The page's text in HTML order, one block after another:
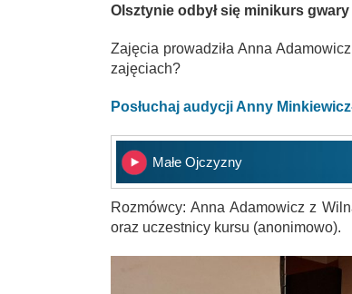
Olsztynie odbył się minikurs
Zajęcia prowadziła Anna
zajęciach?
Posłuchaj audycji Anny
Małe Ojczyzny
Rozmówcy: Anna Adamowicz z
oraz uczestnicy kursu (anonimowo).